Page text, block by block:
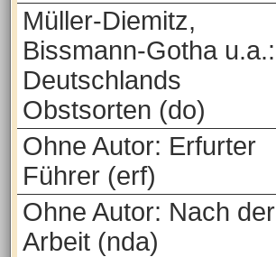
Müller-Diemitz,
Bissmann-Gotha u.a.:
Deutschlands
Obstsorten (do)
Ohne Autor: Erfurter
Führer (erf)
Ohne Autor: Nach der
Arbeit (nda)